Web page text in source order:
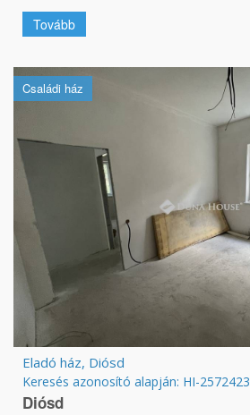
Tovább
Családi ház
Eladó ház, Diósd
Keresés azonosító alapján: HI-2572423
Diósd